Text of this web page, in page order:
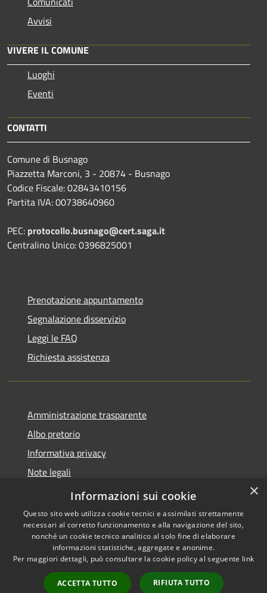
Avvisi
VIVERE IL COMUNE
Luoghi
Eventi
CONTATTI
Comune di Busnago
Piazzetta Marconi, 3 - 20874 - Busnago
Codice Fiscale: 02843410156
Partita IVA: 00738640960
PEC: protocollo.busnago@cert.saga.it
Centralino Unico: 0396825001
Prenotazione appuntamento
Segnalazione disservizio
Leggi le FAQ
Richiesta assistenza
Amministrazione trasparente
Albo pretorio
Informativa privacy
Note legali
Dichiarazione di accessibilità
Accessibilità
Copyright © 2026 • Comune di
Busnago • Powered by
Municipium•
Accesso
×
Informazioni sui cookie
Questo sito web utilizza cookie tecnici e assimilati strettamente
necessari al corretto funzionamento e alla navigazione del sito,
nonché un cookie tecnico analitico al solo fine di elaborare
informazioni statistiche, aggregate e anonime.
Per maggiori dettagli, può consultare la cookie policy al seguente link
ACCETTA TUTTO RIFIUTA TUTTO